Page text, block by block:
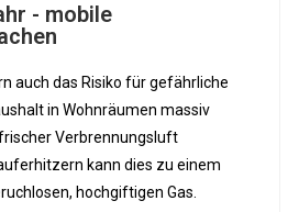
- mobile
auch das Risiko für gefährliche
in Wohnräumen massiv
Verbrennungsluft
kann dies zu einem
hochgiftigen Gas.